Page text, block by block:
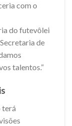
com o
do futevôlei
de
talentos.”
terá